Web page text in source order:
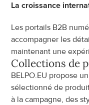
La croissance
Les portails B2B
accompagner les
maintenant une
Collections de
BELPO.EU propose
sélectionné de
à la campagne, des